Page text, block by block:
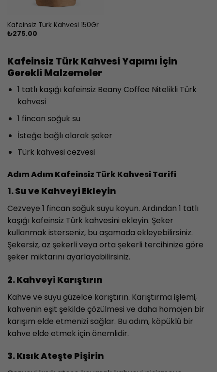
Kafeinsiz Türk Kahvesi 150Gr
₺275.00
Kafeinsiz Türk Kahvesi Yapımı İçin
Gerekli Malzemeler
1 tatlı kaşığı kafeinsiz Beany Coffee Nitelikli Türk
kahvesi
1 fincan soğuk su
İsteğe bağlı olarak şeker
Türk kahvesi cezvesi
Adım Adım Kafeinsiz Türk Kahvesi Tarifi
1. Su ve Kahveyi Ekleyin
Cezveye 1 fincan soğuk suyu koyun. Ardından 1 tatlı
kaşığı kafeinsiz Türk kahvesini ekleyin. Şeker
kullanmak isterseniz, bu aşamada ekleyebilirsiniz.
Şekersiz, az şekerli veya orta şekerli tercihinize göre
şeker miktarını ayarlayabilirsiniz.
2. Kahveyi Karıştırın
Kahve ve suyu güzelce karıştırın. Karıştırma işlemi,
kahvenin eşit şekilde çözülmesi ve daha homojen bir
karışım elde etmenizi sağlar. Bu adım, köpüklü bir
kahve elde etmek için önemlidir.
3. Kısık Ateşte Pişirin